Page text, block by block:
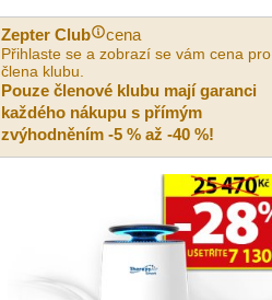
Zepter Club cena
Přihlaste se a zobrazí se vám cena pro
člena klubu.
Pouze členové klubu mají garanci
každého nákupu s přímým
zvýhodněním -5 % až -40 %!